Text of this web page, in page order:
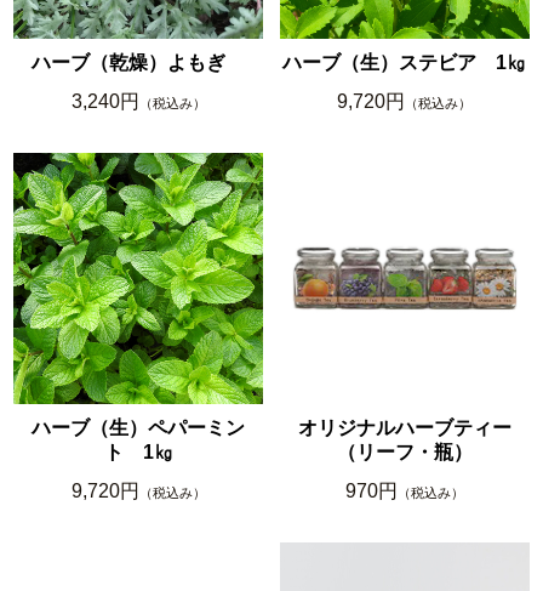
ハーブ（乾燥）よもぎ
3,240円
（税込み）
ハーブ（生）ステビア 1㎏
9,720円
（税込み）
ハーブ（生）ペパーミン
ト 1㎏
9,720円
（税込み）
オリジナルハーブティー
（リーフ・瓶）
970円
（税込み）